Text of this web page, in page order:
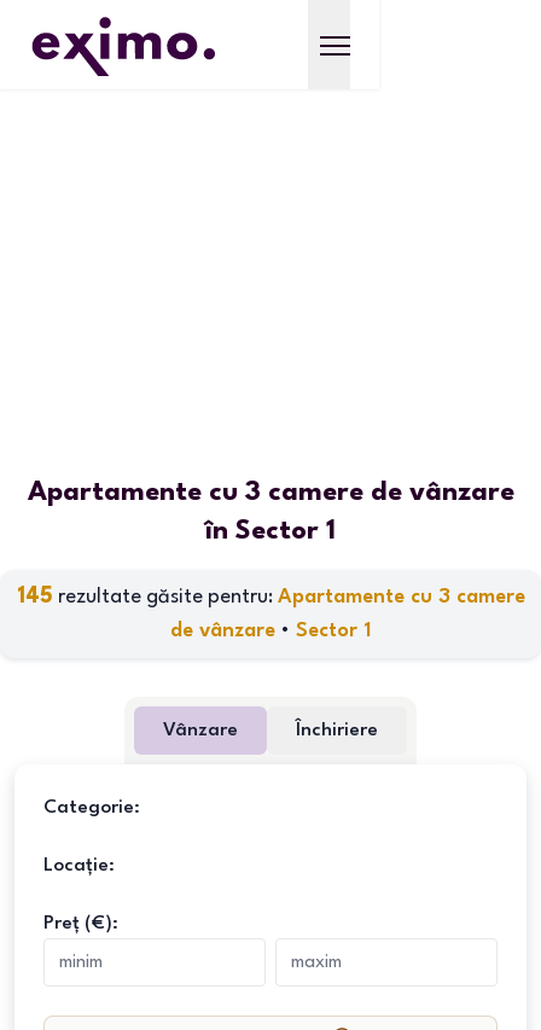
Apartamente cu 3 camere de vânzare
în Sector 1
145 rezultate găsite pentru: Apartamente cu 3 camere
de vânzare • Sector 1
Vânzare Închiriere
Categorie:
Locație:
Preț (€):